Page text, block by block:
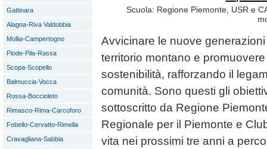
Gattinara
Alagna-Riva Valdobbia
Mollia-Campertogno
Piode-Pila-Rassa
Scopa-Scopello
Balmuccia-Vocca
Rossa-Boccioleto
Rimasco-Rima-Carcoforo
Fobello-Cervatto-Rimella
Cravagliana-Sabbia
Scuola: Regione Piemonte, USR e
Avvicinare le nuove
territorio montano e
sostenibilità, rafforzando il
comunità. Sono questi gli
sottoscritto da Regione
Regionale per il Piemonte e
vita nei prossimi tre anni a